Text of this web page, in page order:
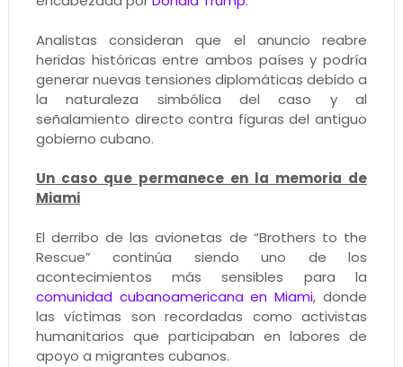
Analistas consideran que el anuncio reabre
heridas históricas entre ambos países y podría
generar nuevas tensiones diplomáticas debido a
la naturaleza simbólica del caso y al
señalamiento directo contra figuras del antiguo
gobierno cubano.
Un caso que permanece en la memoria de
Miami
El derribo de las avionetas de “Brothers to the
Rescue” continúa siendo uno de los
acontecimientos más sensibles para la
comunidad cubanoamericana en Miami, donde
las víctimas son recordadas como activistas
humanitarios que participaban en labores de
apoyo a migrantes cubanos.